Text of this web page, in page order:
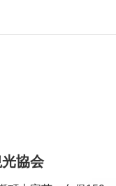
協会